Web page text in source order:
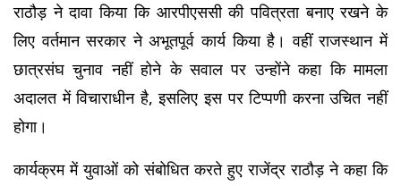
राठौड़ ने दावा किया कि आरपीएससी की पवित्रता बनाए रखने के
लिए वर्तमान सरकार ने अभूतपूर्व कार्य किया है। वहीं राजस्थान में
छात्रसंघ चुनाव नहीं होने के सवाल पर उन्होंने कहा कि मामला
अदालत में विचाराधीन है, इसलिए इस पर टिप्पणी करना उचित नहीं
होगा।
कार्यक्रम में युवाओं को संबोधित करते हुए राजेंद्र राठौड़ ने कहा कि